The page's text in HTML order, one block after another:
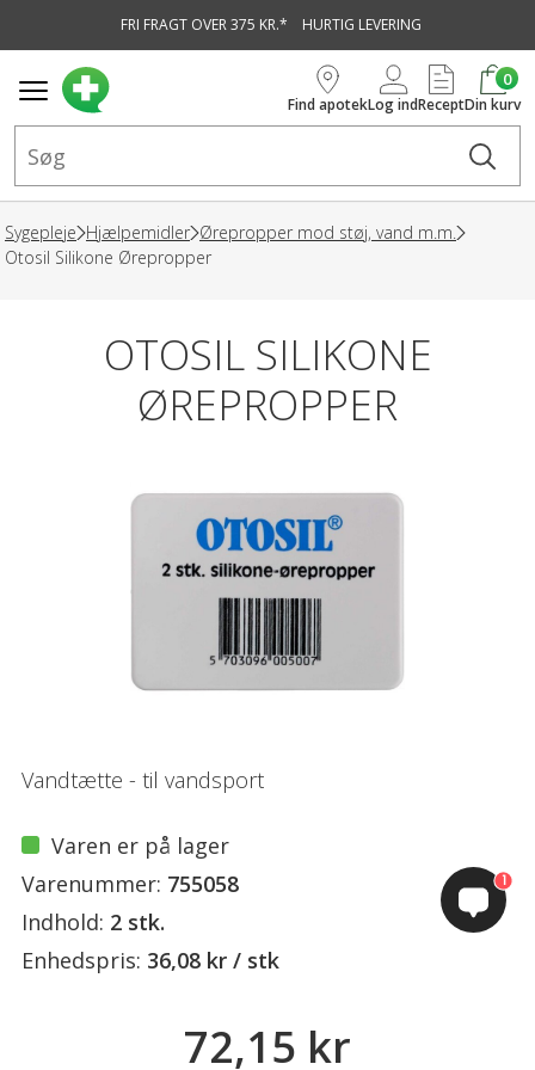
FRI FRAGT OVER 375 KR.* HURTIG LEVERING
Find apotekLog indRecept
0
Din kurv
Sygepleje Hjælpemidler Ørepropper mod støj, vand m.m.
Otosil Silikone Ørepropper
OTOSIL SILIKONE
ØREPROPPER
Vandtætte - til vandsport
Varen er på lager
Varenummer: 755058
Indhold: 2 stk.
Enhedspris: 36,08 kr / stk
72,15 kr
1